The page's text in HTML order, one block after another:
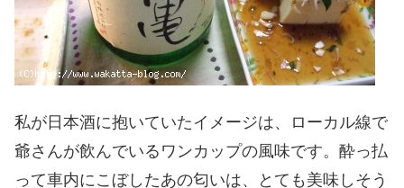
私が日本酒に抱いていたイメージは、ローカル線で
爺さんが飲んでいるワンカップの風味です。酔っ払
って車内にこぼしたあの匂いは、とても美味しそう